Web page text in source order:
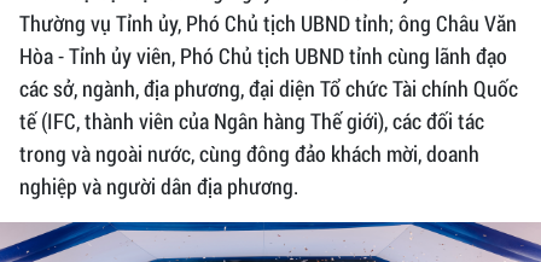
Thường vụ Tỉnh ủy, Phó Chủ tịch UBND tỉnh; ông Châu Văn
Hòa - Tỉnh ủy viên, Phó Chủ tịch UBND tỉnh cùng lãnh đạo
các sở, ngành, địa phương, đại diện Tổ chức Tài chính Quốc
tế (IFC, thành viên của Ngân hàng Thế giới), các đối tác
trong và ngoài nước, cùng đông đảo khách mời, doanh
nghiệp và người dân địa phương.